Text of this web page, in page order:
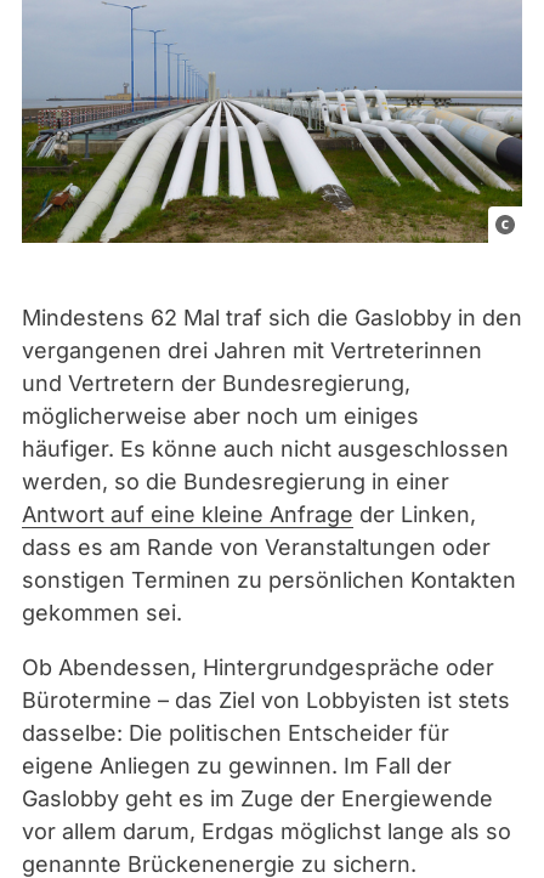
J
i
.
b
e
/
F
k
r
Mindestens 62 Mal traf sich die Gaslobby in den
vergangenen drei Jahren mit Vertreterinnen
und Vertretern der Bundesregierung,
möglicherweise aber noch um einiges
häufiger. Es könne auch nicht ausgeschlossen
werden, so die Bundesregierung in einer
Antwort auf eine kleine Anfrage der Linken,
dass es am Rande von Veranstaltungen oder
sonstigen Terminen zu persönlichen Kontakten
gekommen sei.
Ob Abendessen, Hintergrundgespräche oder
Bürotermine – das Ziel von Lobbyisten ist stets
dasselbe: Die politischen Entscheider für
eigene Anliegen zu gewinnen. Im Fall der
Gaslobby geht es im Zuge der Energiewende
vor allem darum, Erdgas möglichst lange als so
genannte Brückenenergie zu sichern.